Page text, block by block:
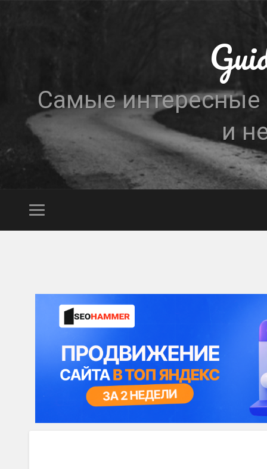
Самые интересные
и